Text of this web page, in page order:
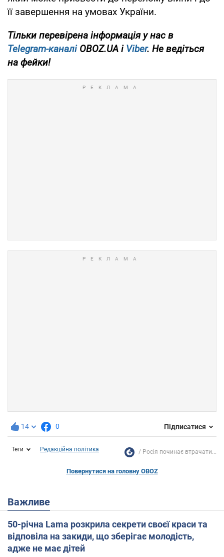
її завершення на умовах України.
Тільки перевірена інформація у нас в
Telegram-каналіOBOZ.UA і Viber. Не ведіться
на фейки!
14 0 Підписатися
Теги Редакційна політика Росія починає втрачати...
Повернутися на головну OBOZ
Важливе
50-річна Lama розкрила секрети своєї краси та
відповіла на закиди, що зберігає молодість,
адже не має дітей